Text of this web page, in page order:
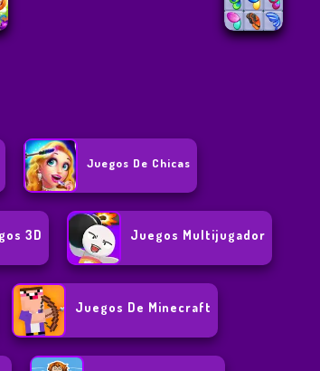
Juegos De Chicas
3D Juegos Multijugador
Juegos De Minecraft